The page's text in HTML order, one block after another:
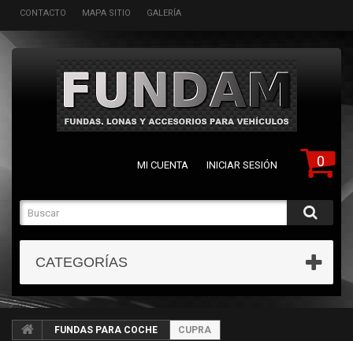
CONTACTO MAPA SITIO GALERÍA
0
MI CUENTA INICIAR SESIÓN
CATEGORÍAS
FUNDAS PARA COCHE CUPRA